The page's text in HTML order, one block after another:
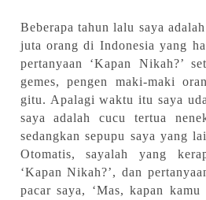
Beberapa tahun lalu saya
juta orang di Indonesia yang
pertanyaan ‘Kapan Nikah?’
gemes, pengen maki-maki
gitu. Apalagi waktu itu saya
saya adalah cucu tertua
sedangkan sepupu saya yang
Otomatis, sayalah yang
‘Kapan Nikah?’, dan
pacar saya, ‘Mas, kapan kamu